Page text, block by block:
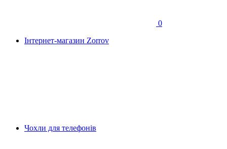
0
Інтернет-магазин Zorrov
Чохли для телефонів